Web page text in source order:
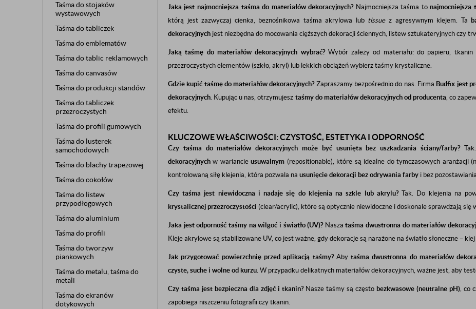
Taśma do stojaków
wystawowych
Taśma do tabliczek
Taśma do emblematów
Taśma do tablic reklamowych
Taśma do canvasów
Taśma do produkcji standów
Taśma do tabliczek
przezroczystych
Taśma do profili gumowych
Taśma do lusterek
samochodowych
Taśma do blachy trapezowej
Taśma do cokołów
Taśma do listew
przypodłogowych
Taśma do aluminium
Taśma do profili
Taśma do tworzyw
piankowych
Taśma do metalu, taśma do
metali
Taśma do ekranów
dotykowych
Jaka jest najmocniejsza taśma do materiałów dekoracyjnych?Najmocniejsza taśma tonajmocniejsza
którą jest zazwyczaj cienka, beznośnikowa taśma akrylowa lub tissuez agresywnym klejem. Ta
dekoracyjnychjest niezbędna do mocowania cięższych dekoracji ściennych, listew sztukateryjnych czy
Jaką taśmę do materiałów dekoracyjnych wybrać?Wybór zależy od materiału: do papieru,
przezroczystych elementów (szkło, akryl) lub lekkich obciążeń wybierz taśmy krystaliczne.
Gdzie kupić taśmę do materiałów dekoracyjnych?Zapraszamy bezpośrednio do nas. Firma Budfix jest
dekoracyjnych. Kupując u nas, otrzymujesz taśmy do materiałów dekoracyjnych od producenta, co
efektu.
KLUCZOWE WŁAŚCIWOŚCI: CZYSTOŚĆ, ESTETYKA I ODPORNOŚĆ
Czy taśma do materiałów dekoracyjnych może być usunięta bez uszkadzania ściany/farby?
dekoracyjnychw wariancieusuwalnym (repositionable), które są idealne do tymczasowych aranżacji
kontrolowaną siłę klejenia, która pozwala na usunięcie dekoracji bez odrywania farbyi bez
Czy taśma jest niewidoczna i nadaje się do klejenia na szkle lub akrylu?Tak. Do klejenia na
krystalicznej przezroczystości (clear/acrylic), które są optycznie niewidoczne i doskonale sprawdzają się
Jaka jest odporność taśmy na wilgoć i światło (UV)?Naszataśma dwustronna do materiałów
Kleje akrylowe są stabilizowane UV, co jest ważne, gdy dekoracje są narażone na światło słoneczne –
Jak przygotować powierzchnię przed aplikacją taśmy?Abytaśma dwustronna do materiałów
czyste, suche i wolne od kurzu. W przypadku delikatnych materiałów dekoracyjnych, ważne jest, aby
Czy taśma jest bezpieczna dla zdjęć i tkanin?Nasze taśmy są często bezkwasowe (neutralne pH), co
zapobiega niszczeniu fotografii czy tkanin.